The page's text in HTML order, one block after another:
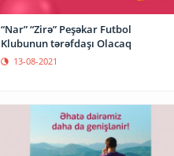
“Nar” “Zirə” Peşəkar Futbol
Klubunun tərəfdaşı Olacaq
13-08-2021